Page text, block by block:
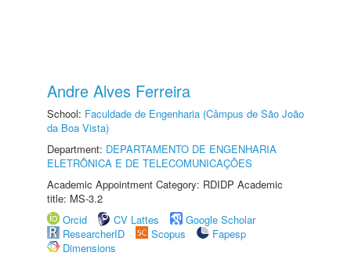
Andre Alves Ferreira
School: Faculdade de Engenharia (Câmpus de São João
da Boa Vista)
Department: DEPARTAMENTO DE ENGENHARIA
ELETRÔNICA E DE TELECOMUNICAÇÕES
Academic Appointment Category: RDIDP Academic
title: MS-3.2
Orcid
CV Lattes
Google Scholar
ResearcherID
Scopus
Fapesp
Dimensions